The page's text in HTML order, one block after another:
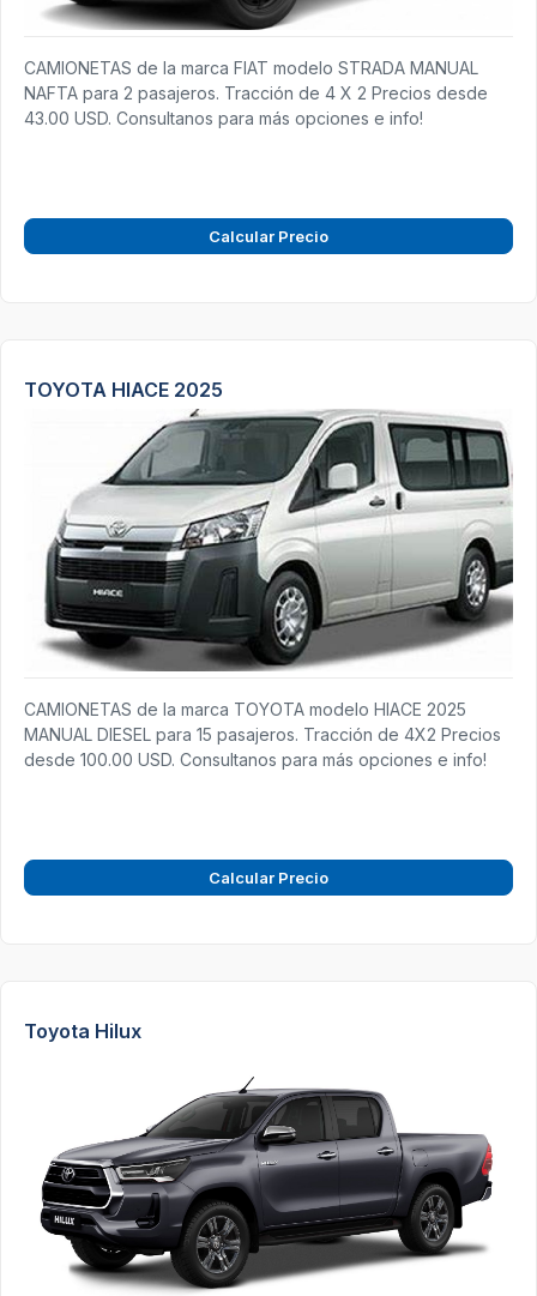
CAMIONETAS de la marca FIAT modelo STRADA MANUAL
NAFTA para 2 pasajeros. Tracción de 4 X 2 Precios desde
43.00 USD. Consultanos para más opciones e info!
Calcular Precio
TOYOTA HIACE 2025
CAMIONETAS de la marca TOYOTA modelo HIACE 2025
MANUAL DIESEL para 15 pasajeros. Tracción de 4X2 Precios
desde 100.00 USD. Consultanos para más opciones e info!
Calcular Precio
Toyota Hilux